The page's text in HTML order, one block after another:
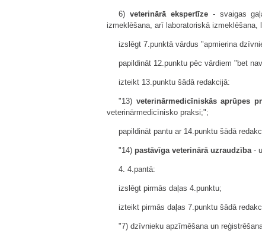
6) veterinārā ekspertīze- svaigas
izmeklēšana, arī laboratoriskā
izslēgt 7.punktā vārdus "apmierina
papildināt 12.punktu pēc vārdiem "bet
izteikt 13.punktu šādā redakcijā:
"13) veterinārmedicīniskās aprūpes
veterinārmedicīnisko praksi;";
papildināt pantu ar 14.punktu šādā
"14) pastāvīga veterinārā uzraudzība-
4. 4.pantā:
izslēgt pirmās daļas 4.punktu;
izteikt pirmās daļas 7.punktu šādā
"7) dzīvnieku apzīmēšana un